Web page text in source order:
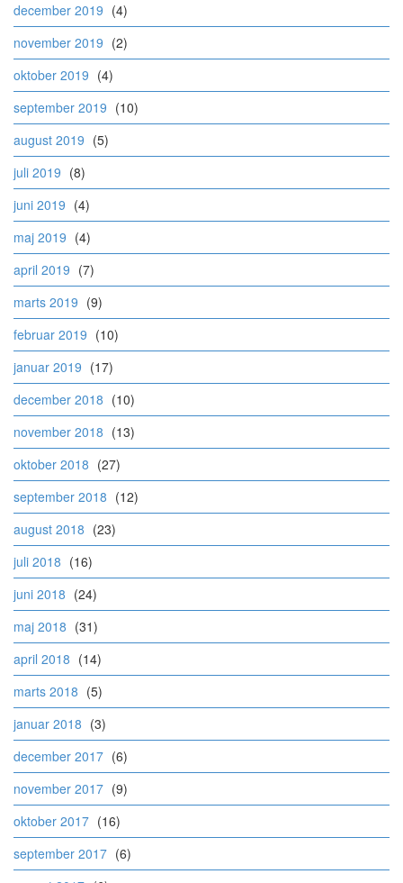
december 2019 (4)
november 2019 (2)
oktober 2019 (4)
september 2019 (10)
august 2019 (5)
juli 2019 (8)
juni 2019 (4)
maj 2019 (4)
april 2019 (7)
marts 2019 (9)
februar 2019 (10)
januar 2019 (17)
december 2018 (10)
november 2018 (13)
oktober 2018 (27)
september 2018 (12)
august 2018 (23)
juli 2018 (16)
juni 2018 (24)
maj 2018 (31)
april 2018 (14)
marts 2018 (5)
januar 2018 (3)
december 2017 (6)
november 2017 (9)
oktober 2017 (16)
september 2017 (6)